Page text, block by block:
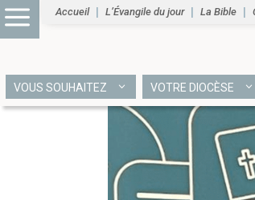
Accueil L’Évangile du jour La Bible
VOUS SOUHAITEZ VOTRE DIOCÈSE